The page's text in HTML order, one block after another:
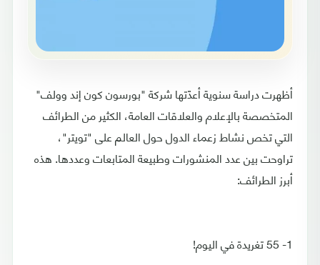
أظهرت دراسة سنوية أعدّتها شركة "بورسون كون إند وولف"
المتخصصة بالإعلام والعلاقات العامة، الكثير من الطرائف
التي تخص نشاط زعماء الدول حول العالم على "تويتر"،
تراوحت بين عدد المنشورات وطبيعة المتابعات وعددها. هذه
أبرز الطرائف:
1- 55 تغريدة في اليوم!